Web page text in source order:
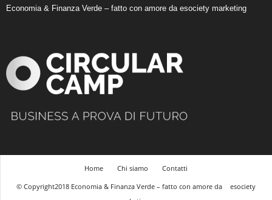
Economia & Finanza Verde – fatto con amore da esociety marketing
Home Chi siamo
Contatti
© Copyright2018 Economia & Finanza Verde – fatto con amore da
esociety